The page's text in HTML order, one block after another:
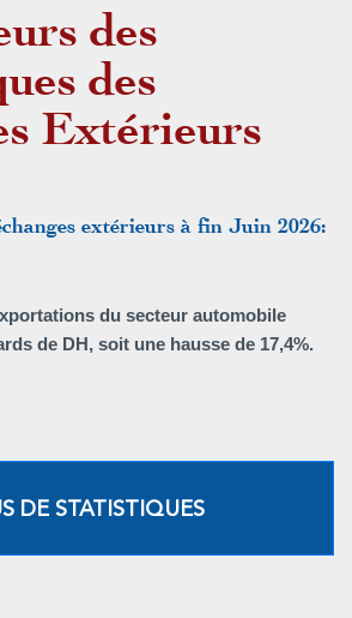
des
des
Extérieurs
extérieurs à fin Juin 2026:
du secteur automobile
de DH, soit une hausse de 17,4%.
DE STATISTIQUES